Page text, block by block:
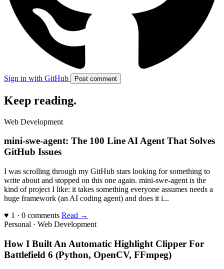
Sign in with GitHub Post comment
Keep reading.
Web Development
mini-swe-agent: The 100 Line AI Agent That Solves
GitHub Issues
I was scrolling through my GitHub stars looking for something to
write about and stopped on this one again. mini-swe-agent is the
kind of project I like: it takes something everyone assumes needs a
huge framework (an AI coding agent) and does it i...
♥ 1 · 0 comments Read →
Personal · Web Development
How I Built An Automatic Highlight Clipper For
Battlefield 6 (Python, OpenCV, FFmpeg)